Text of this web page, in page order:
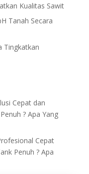
Kualitas Sawit
Tanah Secara
Tingkatkan
Cepat dan
? Apa Yang
Cepat
Penuh ? Apa